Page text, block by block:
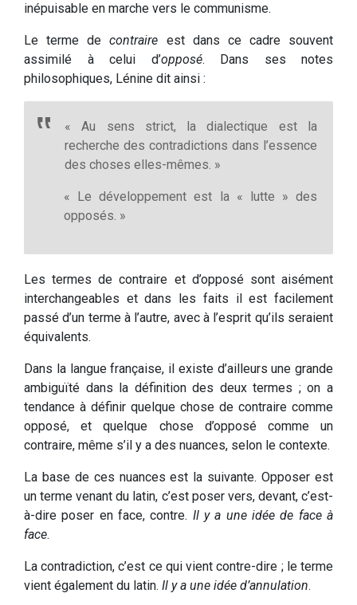
inépuisable en marche vers le communisme.
Le terme decontraire est dans ce cadre souvent
assimilé à celui d’opposé. Dans ses notes
philosophiques, Lénine dit ainsi :
« Au sens strict, la dialectique est la
recherche des contradictions dans l’essence
des choses elles-mêmes. »
« Le développement est la « lutte » des
opposés. »
Les termes de contraire et d’opposé sont aisément
interchangeables et dans les faits il est facilement
passé d’un terme à l’autre, avec à l’esprit qu’ils seraient
équivalents.
Dans la langue française, il existe d’ailleurs une grande
ambiguïté dans la définition des deux termes ; on a
tendance à définir quelque chose de contraire comme
opposé, et quelque chose d’opposé comme un
contraire, même s’il y a des nuances, selon le contexte.
La base de ces nuances est la suivante. Opposer est
un terme venant du latin, c’est poser vers, devant, c’est-
à-dire poser en face, contre. Il y a une idée de face à
face.
La contradiction, c’est ce qui vient contre-dire ; le terme
vient également du latin. Il y a une idée d’annulation.